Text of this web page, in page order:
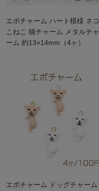
エポチャーム ハート模様 ネコ
こねこ 猫チャーム メタルチャ
ーム 約13×14mm（4ヶ）
エポチャーム ドッグチャーム